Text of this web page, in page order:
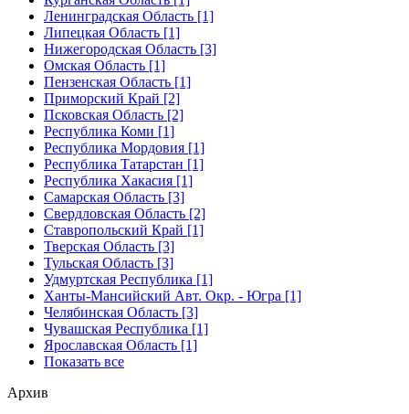
Ленинградская Область [1]
Липецкая Область [1]
Нижегородская Область [3]
Омская Область [1]
Пензенская Область [1]
Приморский Край [2]
Псковская Область [2]
Республика Коми [1]
Республика Мордовия [1]
Республика Татарстан [1]
Республика Хакасия [1]
Самарская Область [3]
Свердловская Область [2]
Ставропольский Край [1]
Тверская Область [3]
Тульская Область [3]
Удмуртская Республика [1]
Ханты-Мансийский Авт. Окр. - Югра [1]
Челябинская Область [3]
Чувашская Республика [1]
Ярославская Область [1]
Показать все
Архив